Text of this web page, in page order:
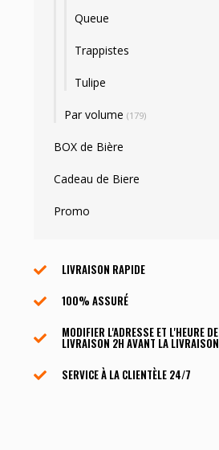
Queue
Trappistes
Tulipe
Par volume (179)
BOX de Bière
Cadeau de Biere
Promo
LIVRAISON RAPIDE
100% ASSURÉ
MODIFIER L'ADRESSE ET L'HEURE DE
LIVRAISON 2H AVANT LA LIVRAISON
SERVICE À LA CLIENTÈLE ​​24/7